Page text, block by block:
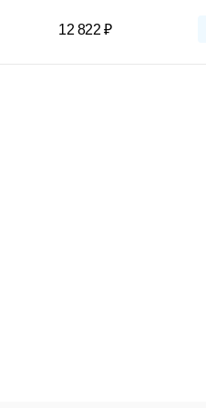
12 822 ₽